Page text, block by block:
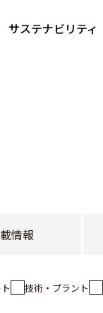
サステナビリティ
情報
技術・プラント